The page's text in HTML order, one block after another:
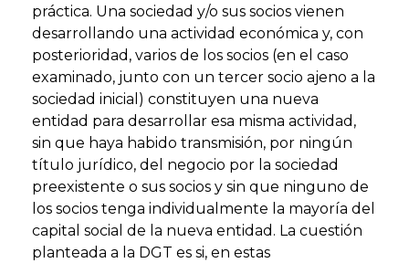
práctica. Una sociedad y/o sus socios vienen
desarrollando una actividad económica y, con
posterioridad, varios de los socios (en el caso
examinado, junto con un tercer socio ajeno a la
sociedad inicial) constituyen una nueva
entidad para desarrollar esa misma actividad,
sin que haya habido transmisión, por ningún
título jurídico, del negocio por la sociedad
preexistente o sus socios y sin que ninguno de
los socios tenga individualmente la mayoría del
capital social de la nueva entidad. La cuestión
planteada a la DGT es si, en estas